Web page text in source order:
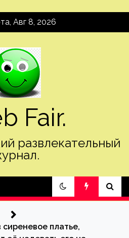
Авг 8, 2026
Fair.
развлекательный
платье,